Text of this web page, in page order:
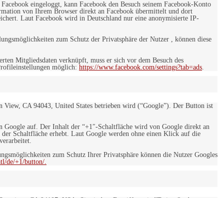
eingeloggt, kann Facebook den Besuch seinem Facebook-Konto
von Ihrem Browser direkt an Facebook übermittelt und dort
Laut Facebook wird in Deutschland nur eine anonymisierte IP-
zum Schutz der Privatsphäre der Nutzer , können diese
Mitgliedsdaten verknüpft, muss er sich vor dem Besuch des
möglich: https://www.facebook.com/settings?tab=ads.
View, CA 94043, United States betrieben wird (“Google”). Der Button ist
Google auf. Der Inhalt der “+1″-Schaltfläche wird von Google direkt an
Schaltfläche erhebt. Laut Google werden ohne einen Klick auf die
zum Schutz Ihrer Privatsphäre können die Nutzer Googles
de/+1/button/.